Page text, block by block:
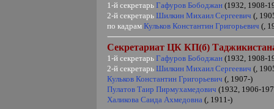
1-й секретарь Гафуров Бободжан (1932, 1908-
2-й секретарь Шилкин Михаил Сергеевич (,
по кадрам Кульков Константин Григорьевич (,
Секретариат ЦК КП(б)
1-й секретарь Гафуров Бободжан (1932, 1908-
2-й секретарь Шилкин Михаил Сергеевич (,
Кульков Константин Григорьевич (, 1907-)
Пулатов Таир Пирмухамедович (1932, 1906-
Халикова Саида Ахмедовна (, 1911-)